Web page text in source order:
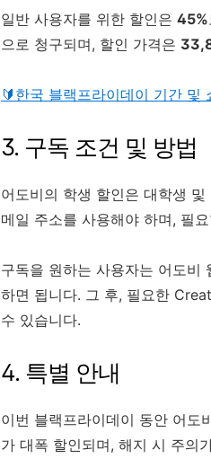
일반 사용자를 위한 할인은 45%
으로 청구되며, 할인 가격은
🔰한국 블랙프라이데이 기간 및
3. 구독 조건 및 방법
어도비의 학생 할인은 대학생
메일 주소를 사용해야 하며, 필
구독을 원하는 사용자는 어도비
하면 됩니다. 그 후, 필요한
수 있습니다.
4. 특별 안내
이번 블랙프라이데이 동안 어도
가 대폭 할인되며, 해지 시 주의